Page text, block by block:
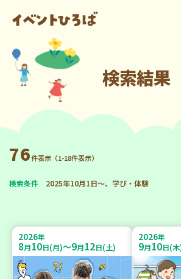
検索結果
76件表示（1-18件表示）
検索条件 2025年10月1日～、学び・体験
2026年
8月10日(月)～9月12日(土)
2026年
9月10日(